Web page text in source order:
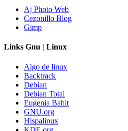
Aj Photo Web
Cezonillo Blog
Gimp
Links Gnu | Linux
Algo de linux
Backtrack
Debian
Debian Total
Eugenia Bahit
GNU.org
Hispalinux